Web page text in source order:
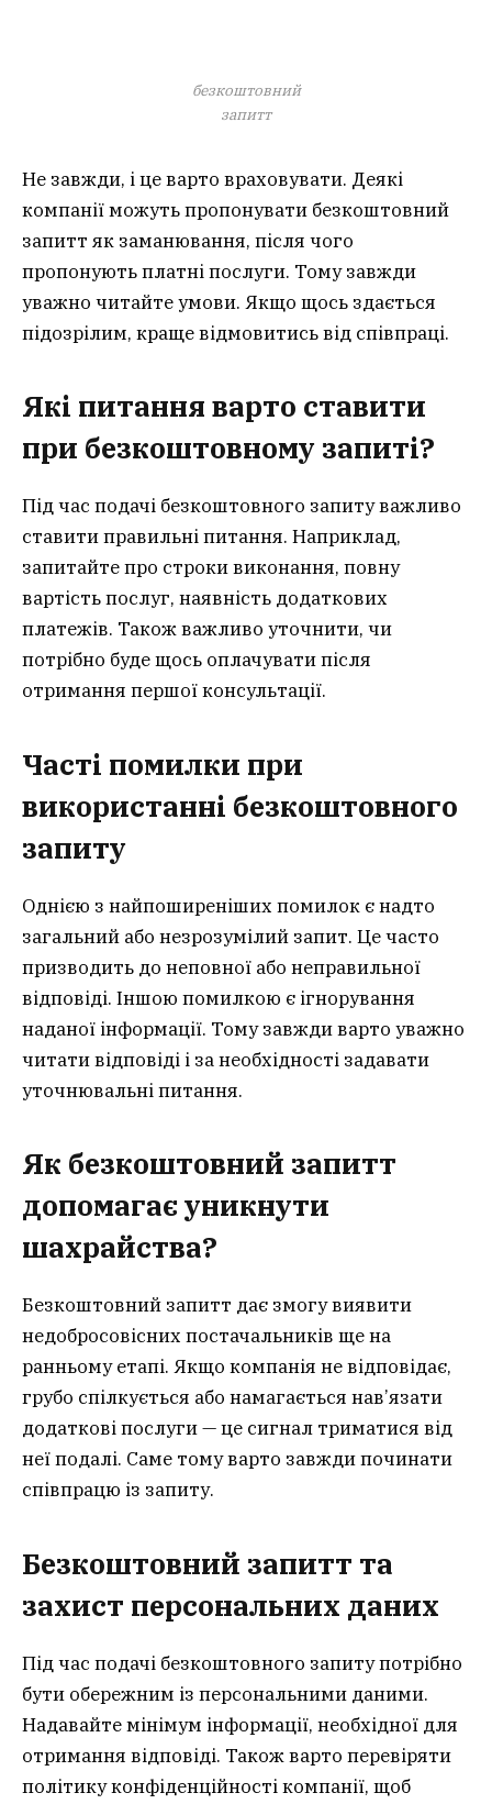
безкоштовний
запитт
Не завжди, і це варто враховувати. Деякі
компанії можуть пропонувати безкоштовний
запитт як заманювання, після чого
пропонують платні послуги. Тому завжди
уважно читайте умови. Якщо щось здається
підозрілим, краще відмовитись від співпраці.
Які питання варто ставити
при безкоштовному запиті?
Під час подачі безкоштовного запиту важливо
ставити правильні питання. Наприклад,
запитайте про строки виконання, повну
вартість послуг, наявність додаткових
платежів. Також важливо уточнити, чи
потрібно буде щось оплачувати після
отримання першої консультації.
Часті помилки при
використанні безкоштовного
запиту
Однією з найпоширеніших помилок є надто
загальний або незрозумілий запит. Це часто
призводить до неповної або неправильної
відповіді. Іншою помилкою є ігнорування
наданої інформації. Тому завжди варто уважно
читати відповіді і за необхідності задавати
уточнювальні питання.
Як безкоштовний запитт
допомагає уникнути
шахрайства?
Безкоштовний запитт дає змогу виявити
недобросовісних постачальників ще на
ранньому етапі. Якщо компанія не відповідає,
грубо спілкується або намагається нав’язати
додаткові послуги — це сигнал триматися від
неї подалі. Саме тому варто завжди починати
співпрацю із запиту.
Безкоштовний запитт та
захист персональних даних
Під час подачі безкоштовного запиту потрібно
бути обережним із персональними даними.
Надавайте мінімум інформації, необхідної для
отримання відповіді. Також варто перевіряти
політику конфіденційності компанії, щоб